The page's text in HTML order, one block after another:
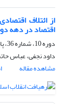
از ائتلاف
اقتصاد در دهه
دوره 10، شماره 36، پاییز 1395، صفحه
داود نجفی، عباس
مشاهده مقاله